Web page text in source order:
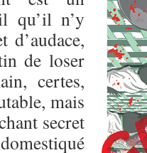
qu’il n’y
de loser
certes,
mais
secret